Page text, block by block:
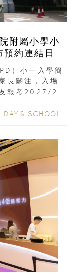
附屬小學小
約連結日期
）小一入學簡
長關注，入場
報考2027/28
& SCHOOL EVENTS